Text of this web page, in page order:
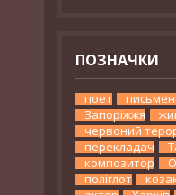
ПОЗНАЧКИ
поет
Запоріжжя
червоний
перекладач
композитор
поліглот